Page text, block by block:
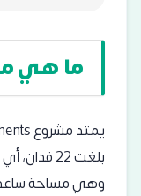
ما هي
وهي مساحة